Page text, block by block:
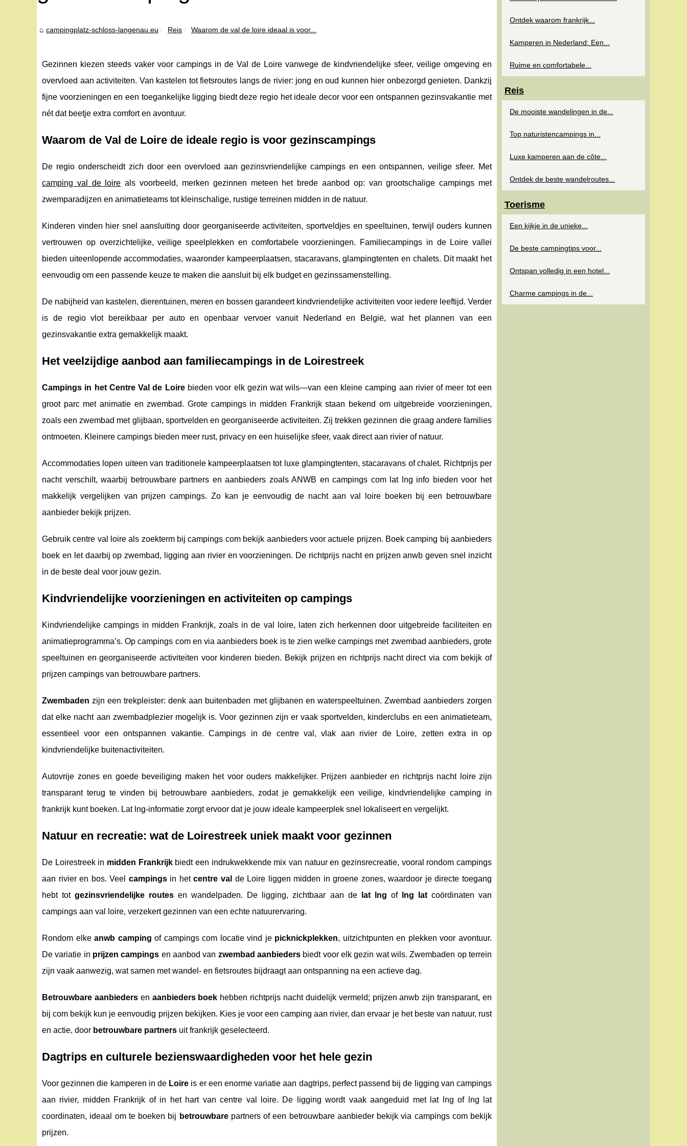
campingplatz-schloss-langenau.eu Reis Waarom de val de loire ideaal is voor...
Gezinnen kiezen steeds vaker voor campings in de Val de Loire vanwege de kindvriendelijke sfeer, veilige omgeving en
overvloed aan activiteiten. Van kastelen tot fietsroutes langs de rivier: jong en oud kunnen hier onbezorgd genieten. Dankzij
fijne voorzieningen en een toegankelijke ligging biedt deze regio het ideale decor voor een ontspannen gezinsvakantie met
nét dat beetje extra comfort en avontuur.
Waarom de Val de Loire de ideale regio is voor gezinscampings
De regio onderscheidt zich door een overvloed aan gezinsvriendelijke campings en een ontspannen, veilige sfeer. Met
camping val de loire als voorbeeld, merken gezinnen meteen het brede aanbod op: vangrootschalige campings met
zwemparadijzen en animatieteams tot kleinschalige, rustige terreinen midden in de natuur.
Kinderen vinden hier snel aansluiting door georganiseerde activiteiten, sportveldjes en speeltuinen, terwijl ouders kunnen
vertrouwen op overzichtelijke, veilige speelplekken en comfortabele voorzieningen. Familiecampings in de Loire vallei
bieden uiteenlopende accommodaties, waaronder kampeerplaatsen, stacaravans, glampingtenten en chalets. Dit maakt het
eenvoudig om een passende keuze te maken die aansluit bij elk budget en gezinssamenstelling.
De nabijheid van kastelen, dierentuinen, meren en bossen garandeert kindvriendelijke activiteiten voor iedere leeftijd. Verder
is de regio vlot bereikbaar per auto en openbaar vervoer vanuit Nederland en België, wat het plannen van een
gezinsvakantie extra gemakkelijk maakt.
Het veelzijdige aanbod aan familiecampings in de Loirestreek
Campings in het Centre Val de Loirebieden voor elk gezin wat wils—van een kleine camping aan rivier of meer tot een
groot parc met animatie en zwembad. Grote campings in midden Frankrijk staan bekend om uitgebreide voorzieningen,
zoals een zwembad met glijbaan, sportvelden en georganiseerde activiteiten. Zij trekken gezinnen die graag andere families
ontmoeten. Kleinere campings bieden meer rust, privacy en een huiselijke sfeer, vaak direct aan rivier of natuur.
Accommodaties lopen uiteen van traditionele kampeerplaatsen tot luxe glampingtenten, stacaravans of chalet. Richtprijs per
nacht verschilt, waarbij betrouwbare partners en aanbieders zoals ANWB en campings com lat lng info bieden voor het
makkelijk vergelijken van prijzen campings. Zo kan je eenvoudig de nacht aan val loire boeken bij een betrouwbare
aanbieder bekijk prijzen.
Gebruik centre val loire als zoekterm bij campings com bekijk aanbieders voor actuele prijzen. Boek camping bij aanbieders
boek en let daarbij op zwembad, ligging aan rivier en voorzieningen. De richtprijs nacht en prijzen anwb geven snel inzicht
in de beste deal voor jouw gezin.
Kindvriendelijke voorzieningen en activiteiten op campings
Kindvriendelijke campings in midden Frankrijk, zoals in de val loire, laten zich herkennen door uitgebreide faciliteiten en
animatieprogramma’s. Op campings com en via aanbieders boek is te zien welke campings met zwembad aanbieders, grote
speeltuinen en georganiseerde activiteiten voor kinderen bieden. Bekijk prijzen en richtprijs nacht direct via com bekijk of
prijzen campings van betrouwbare partners.
Zwembaden zijn een trekpleister: denk aan buitenbaden met glijbanen en waterspeeltuinen. Zwembad aanbieders zorgen
dat elke nacht aan zwembadplezier mogelijk is. Voor gezinnen zijn er vaak sportvelden, kinderclubs en een animatieteam,
essentieel voor een ontspannen vakantie. Campings in de centre val, vlak aan rivier de Loire, zetten extra in op
kindvriendelijke buitenactiviteiten.
Autovrije zones en goede beveiliging maken het voor ouders makkelijker. Prijzen aanbieder en richtprijs nacht loire zijn
transparant terug te vinden bij betrouwbare aanbieders, zodat je gemakkelijk een veilige, kindvriendelijke camping in
frankrijk kunt boeken. Lat lng-informatie zorgt ervoor dat je jouw ideale kampeerplek snel lokaliseert en vergelijkt.
Natuur en recreatie: wat de Loirestreek uniek maakt voor gezinnen
De Loirestreek in midden Frankrijkbiedt een indrukwekkende mix van natuur en gezinsrecreatie, vooral rondom campings
aan rivier en bos. Veel campingsin hetcentre val de Loire liggen midden in groene zones, waardoor je directe toegang
hebt totgezinsvriendelijke routes en wandelpaden. De ligging, zichtbaar aan de lat lng of lng latcoördinaten van
campings aan val loire, verzekert gezinnen van een echte natuurervaring.
Rondom elkeanwb camping of campings com locatie vind je picknickplekken, uitzichtpunten en plekken voor avontuur.
De variatie in prijzen campings en aanbod van zwembad aanbieders biedt voor elk gezin wat wils. Zwembaden op terrein
zijn vaak aanwezig, wat samen met wandel- en fietsroutes bijdraagt aan ontspanning na een actieve dag.
Betrouwbare aanbiedersen aanbieders boek hebben richtprijs nacht duidelijk vermeld; prijzen anwb zijn transparant, en
bij com bekijk kun je eenvoudig prijzen bekijken. Kies je voor een camping aan rivier, dan ervaar je het beste van natuur, rust
en actie, door betrouwbare partners uit frankrijk geselecteerd.
Dagtrips en culturele bezienswaardigheden voor het hele gezin
Voor gezinnen die kamperen in de Loire is er een enorme variatie aan dagtrips, perfect passend bij de ligging van campings
aan rivier, midden Frankrijk of in het hart van centre val loire. De ligging wordt vaak aangeduid met lat lng of lng lat
coordinaten, ideaal om te boeken bij betrouwbarepartners of een betrouwbare aanbieder bekijk via campings com bekijk
prijzen.
Ontdek waarom frankrijk...
Kamperen in Nederland: Een...
Ruime en comfortabele...
Reis
De mooiste wandelingen in de...
Top naturistencampings in...
Luxe kamperen aan de côte...
Ontdek de beste wandelroutes...
Toerisme
Een kijkje in de unieke...
De beste campingtips voor...
Ontspan volledig in een hotel...
Charme campings in de...